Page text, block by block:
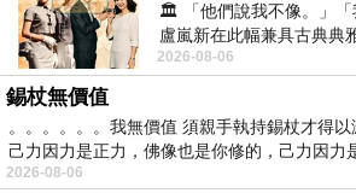
全台部落格使用人數第一名。
個人新聞台給人感覺是簡潔、舒爽、
重，
對於要加入的新人來說很容易上手，
這邊擅長做詩詞文章的台長很多，
🏛️ 「他們說我不像。」「
盧嵐新在此幅兼具古典典
中，以沈靜的藍色空間為
2026-08-06
錫杖無價值
。。。。。。我無價值 須親手執持錫杖才得以
己力因力是正力，佛像也是你修的，己力因力
2026-08-06